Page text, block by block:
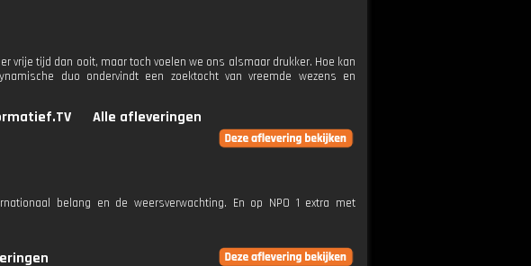
vrije tijd dan ooit, maar toch voelen we ons alsmaar drukker. Hoe kan
duo ondervindt een zoektocht van vreemde wezens en
Alle afleveringen
belang en de weersverwachting. En op NPO 1 extra met